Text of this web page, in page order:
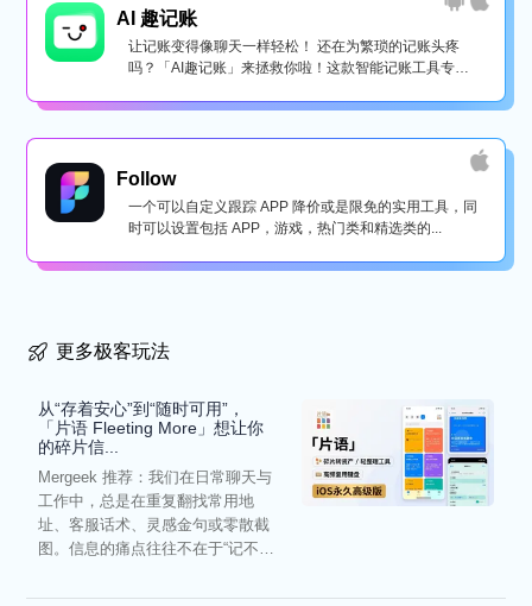
AI 趣记账
让记账变得像聊天一样轻松！ 还在为繁琐的记账头疼
吗？「AI趣记账」来拯救你啦！这款智能记账工具专为
Follow
一个可以自定义跟踪 APP 降价或是限免的实用工具，同
时可以设置包括 APP，游戏，热门类和精选类的...
更多极客玩法
从“存着安心”到“随时可用”，
「片语 Fleeting More」想让你
的碎片信...
Mergeek 推荐：我们在日常聊天与
工作中，总是在重复翻找常用地
址、客服话术、灵感金句或零散截
图。信息的痛点往往不在于“记不